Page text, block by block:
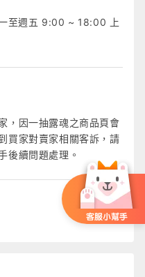
至週五 9:00 ~ 18:00 上
，因一抽露魂之商品頁會
買家對賣家相關客訴，請
後續問題處理。